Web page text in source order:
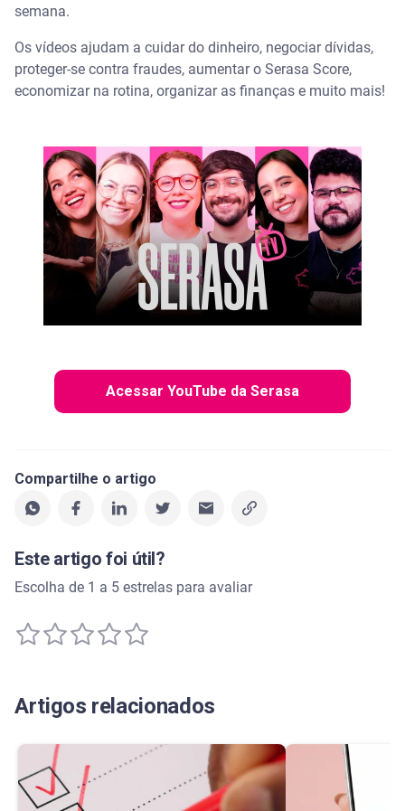
semana.
Os vídeos ajudam a cuidar do dinheiro, negociar dívidas,
proteger-se contra fraudes, aumentar o Serasa Score,
economizar na rotina, organizar as finanças e muito mais!
Acessar YouTube da Serasa
Compartilhe o artigo
Este artigo foi útil?
Escolha de 1 a 5 estrelas para avaliar
Artigos relacionados